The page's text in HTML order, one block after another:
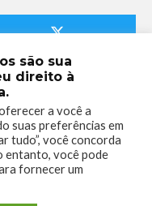
são sua
direito à
a você a
suas preferências em
tudo”, você concorda
entanto, você pode
fornecer um